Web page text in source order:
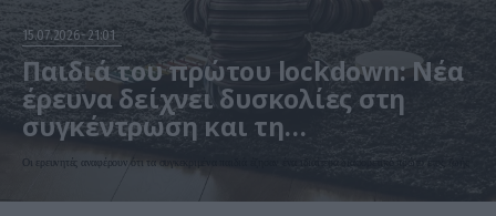
15.07.2026 21:01
Παιδιά του πρώτου lockdown: Νέα
έρευνα δείχνει δυσκολίες στη
συγκέντρωση και τη
συναισθηματική διαχείριση
Οι ερευνητές αναφέρουν ότι τα συγκεκριμένα παιδιά έζησαν ένα ιδιαίτερα διαφορετικό πρώτο έτος ζωής